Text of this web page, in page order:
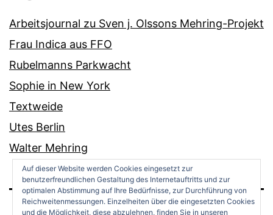
Arbeitsjournal zu Sven j. Olssons Mehring-Projekt
Frau Indica aus FFO
Rubelmanns Parkwacht
Sophie in New York
Textweide
Utes Berlin
Walter Mehring
Auf dieser Website werden Cookies eingesetzt zur
benutzerfreundlichen Gestaltung des Internetauftritts und zur
optimalen Abstimmung auf Ihre Bedürfnisse, zur Durchführung von
Reichweitenmessungen. Einzelheiten über die eingesetzten Cookies
und die Möglichkeit, diese abzulehnen, finden Sie in unseren